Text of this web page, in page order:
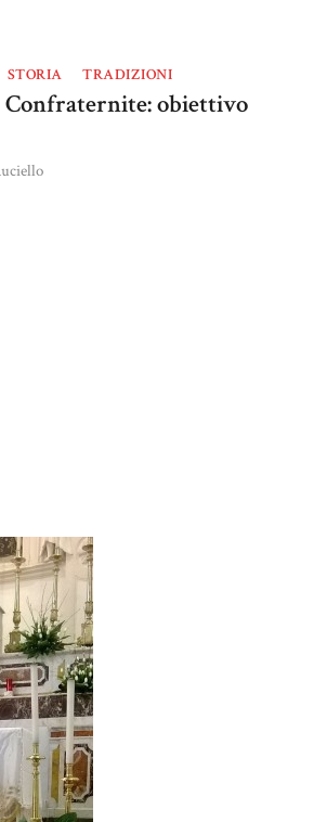
STORIA TRADIZIONI
obiettivo